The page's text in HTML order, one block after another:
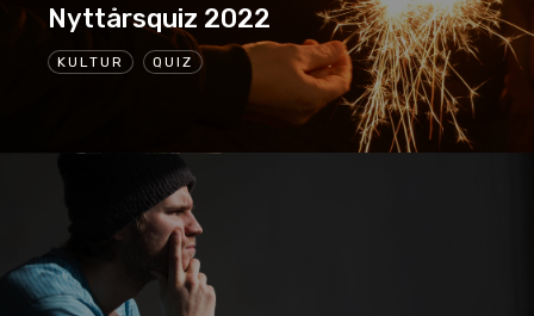
KULTUR QUIZ
Nyttårsquiz 2022